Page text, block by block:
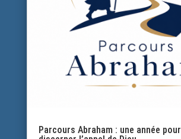
Parcours Abraham : une année pour